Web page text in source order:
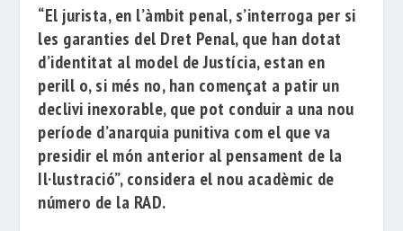
“El jurista, en l’àmbit penal, s’interroga per si
les garanties del Dret Penal, que han dotat
d’identitat al model de Justícia, estan en
perill o, si més no, han començat a patir un
declivi inexorable, que pot conduir a una nou
període d’anarquia punitiva com el que va
presidir el món anterior al pensament de la
Il·lustració”, considera el nou acadèmic de
número de la RAD.